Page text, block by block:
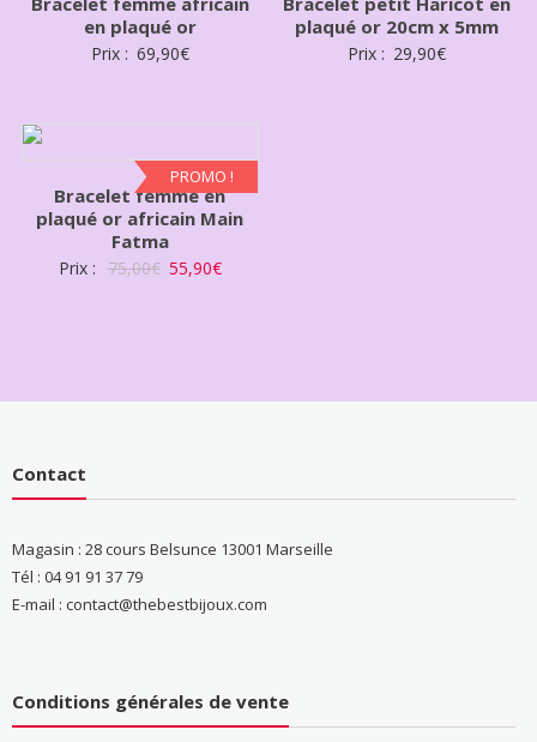
en plaqué or
Prix : 69,90€
plaqué or 20cm x 5mm
Prix : 29,90€
PROMO !
Bracelet femme en
plaqué or africain Main
Fatma
Prix : 75,00€ 55,90€
Contact
Magasin : 28 cours Belsunce 13001 Marseille
Tél : 04 91 91 37 79
E-mail : contact@thebestbijoux.com
Conditions générales de vente